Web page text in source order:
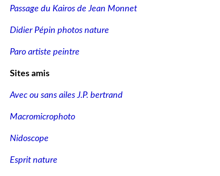
Passage du Kairos de Jean Monnet
Didier Pépin photos nature
Paro artiste peintre
Sites amis
Avec ou sans ailes J.P. bertrand
Macromicrophoto
Nidoscope
Esprit nature